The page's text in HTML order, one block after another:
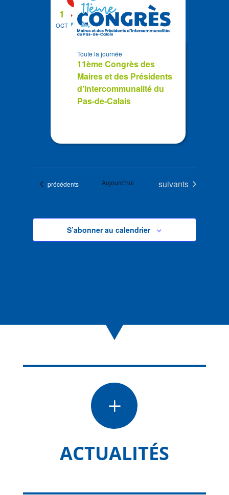
OCT
1
11ème Congrès des
Maires et des Présidents
d’Intercommunalité du
Pas-de-Calais
Toute la journée
Évènements
précédents Aujourd’hui Évènements
suivants
S’abonner au calendrier
L
ACTUALITÉS